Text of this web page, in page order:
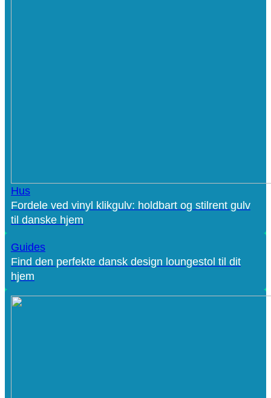
Hus
Fordele ved vinyl klikgulv: holdbart og stilrent gulv
til danske hjem
Guides
Find den perfekte dansk design loungestol til dit
hjem